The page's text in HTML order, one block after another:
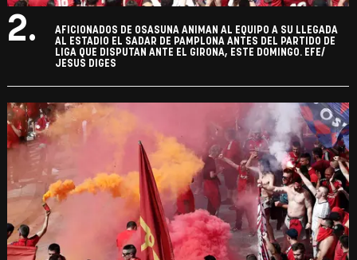
2.
AFICIONADOS DE OSASUNA ANIMAN AL EQUIPO A SU LLEGADA
AL ESTADIO EL SADAR DE PAMPLONA ANTES DEL PARTIDO DE
LIGA QUE DISPUTAN ANTE EL GIRONA, ESTE DOMINGO. EFE/
JESUS DIGES